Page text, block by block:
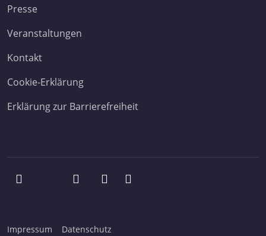
Presse
Veranstaltungen
Kontakt
Cookie-Erklärung
Erklärung zur Barrierefreiheit
Impressum Datenschutz